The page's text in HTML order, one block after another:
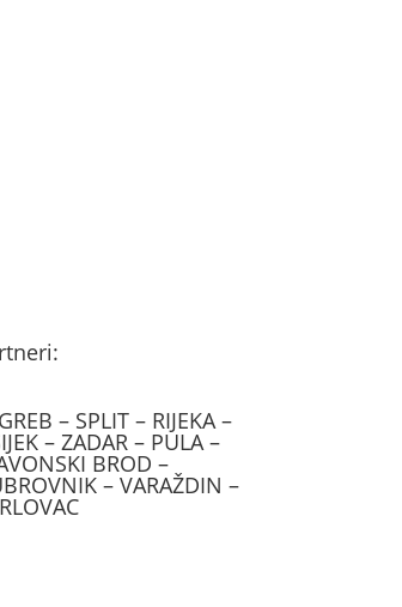
– SPLIT – RIJEKA –
– ZADAR – PULA –
BROD –
– VARAŽDIN –